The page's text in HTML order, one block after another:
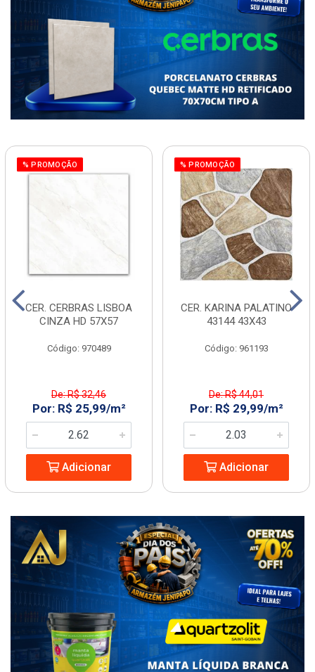
% PROMOÇÃO
CER. CERBRAS LISBOA
CINZA HD 57X57
Código: 970489
De: R$ 32,46
Por: R$ 25,99/m²
Adicionar
% PROMOÇÃO
CER. KARINA PALATINO
43144 43X43
Código: 961193
De: R$ 44,01
Por: R$ 29,99/m²
Adicionar